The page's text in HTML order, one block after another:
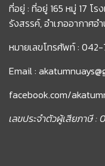
ที่อยู่ : ที่อยู่ 165 หมู่ 17 โ
รังสรรค์, อำเภออากาศ
หมายเลขโทรศัพท์ : 042-
Email :
facebook.com/
เลขประจำตัวผู้เสียภาษี